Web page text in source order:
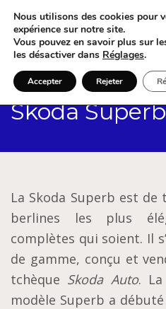
Skoda Superb
La Skoda Superb est de
berlines les plus
complètes qui soient. Il
de gamme, conçu et
tchèque Skoda Auto.
modèle Superb a
Nous utilisons des cookies pour
expérience sur notre site.
Vous pouvez en savoir plus sur
les désactiver dans Réglages.
Accepter Rejeter